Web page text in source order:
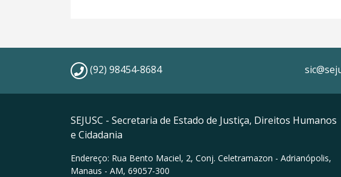
(92) 98454-8684
SEJUSC - Secretaria de Estado de Justiça, Direitos Humanos
e Cidadania
Endereço: Rua Bento Maciel, 2, Conj. Celetramazon - Adrianópolis,
Manaus - AM, 69057-300